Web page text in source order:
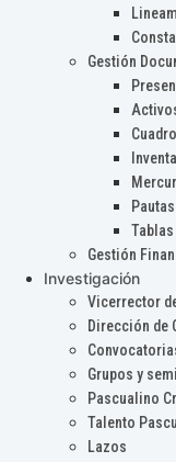
Gestión
Gestión
Investigación
Vicerrector
Dirección de
Grupos y
Pascualino
Talento
Lazos